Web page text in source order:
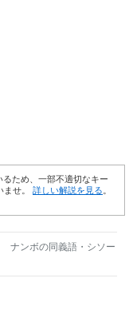
ため、一部不適切なキー
ませ。 詳しい解説を見る
ナンボの同義語・シソー